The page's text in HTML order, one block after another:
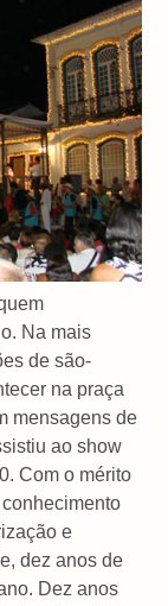
Na mais
de são-
na praça
mensagens de
ao show
Com o mérito
e
dez anos de
Dez anos